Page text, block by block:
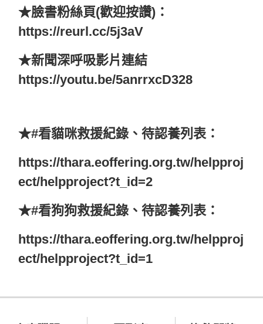
★臉書粉絲頁(歡迎按讚)：
https://reurl.cc/5j3aV
★新聞深呼吸影片連結
https://youtu.be/5anrrxcD328
★#看貓咪救援紀錄、待認養列表：
https://thara.eoffering.org.tw/helpproj
ect/helpproject?t_id=2
★#看狗狗救援紀錄、待認養列表：
https://thara.eoffering.org.tw/helpproj
ect/helpproject?t_id=1